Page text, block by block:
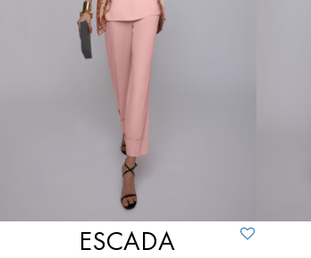
ESCADA